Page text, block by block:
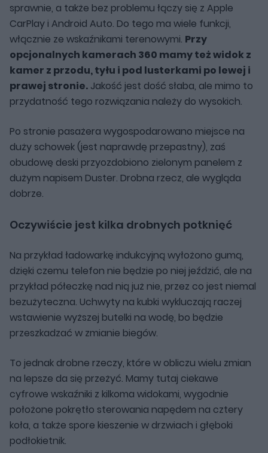
sprawnie, a także bez problemu łączy się z Apple
CarPlay i Android Auto. Do tego ma wiele funkcji,
włącznie ze wskaźnikami terenowymi. Przy
opcjonalnych kamerach 360 mamy też widok z
kamer z przodu, tyłu i pod lusterkami po lewej i
prawej stronie. Jakość jest dość słaba, ale mimo to
przydatność tego rozwiązania należy do wysokich.
Po stronie pasażera wygospodarowano miejsce na
duży schowek (jest naprawdę przepastny), zaś
obudowę deski przyozdobiono zielonym panelem z
dużym napisem Duster. Drobna rzecz, ale wygląda
dobrze.
Oczywiście jest kilka drobnych potknięć
Na przykład ładowarkę indukcyjną wyłożono gumą,
dzięki czemu telefon nie będzie po niej jeździć, ale na
przykład półeczkę nad nią już nie, przez co jest niemal
bezużyteczna. Uchwyty na kubki wykluczają raczej
wstawienie wyższej butelki na wodę, bo będzie
przeszkadzać w zmianie biegów.
To jednak drobne rzeczy, które w obliczu wielu zmian
na lepsze da się przeżyć. Mamy tutaj ciekawe
cyfrowe wskaźniki z kilkoma widokami, wygodnie
położone pokrętło sterowania napędem na cztery
koła, a także spore kieszenie w drzwiach i głęboki
podłokietnik.